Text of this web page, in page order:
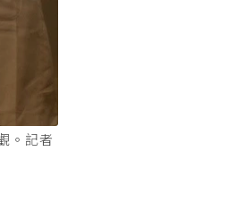
。記者